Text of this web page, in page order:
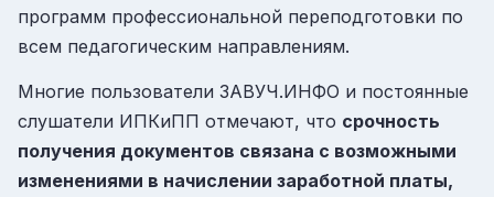
программ профессиональной переподготовки по
всем педагогическим направлениям.
Многие пользователи ЗАВУЧ.ИНФО и постоянные
слушатели ИПКиПП отмечают, что срочность
получения документов связана с возможными
изменениями в начислении заработной платы,